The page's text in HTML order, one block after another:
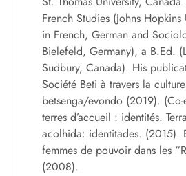
French Studies (Johns
in French, German and
Bielefeld, Germany), a B.Ed.
Sudbury, Canada). His
Société Beti à travers la
betsenga/evondo (2019). (Co-
terres d’accueil : identités.
acolhida: identitades. (2015).
femmes de pouvoir dans les
(2008).